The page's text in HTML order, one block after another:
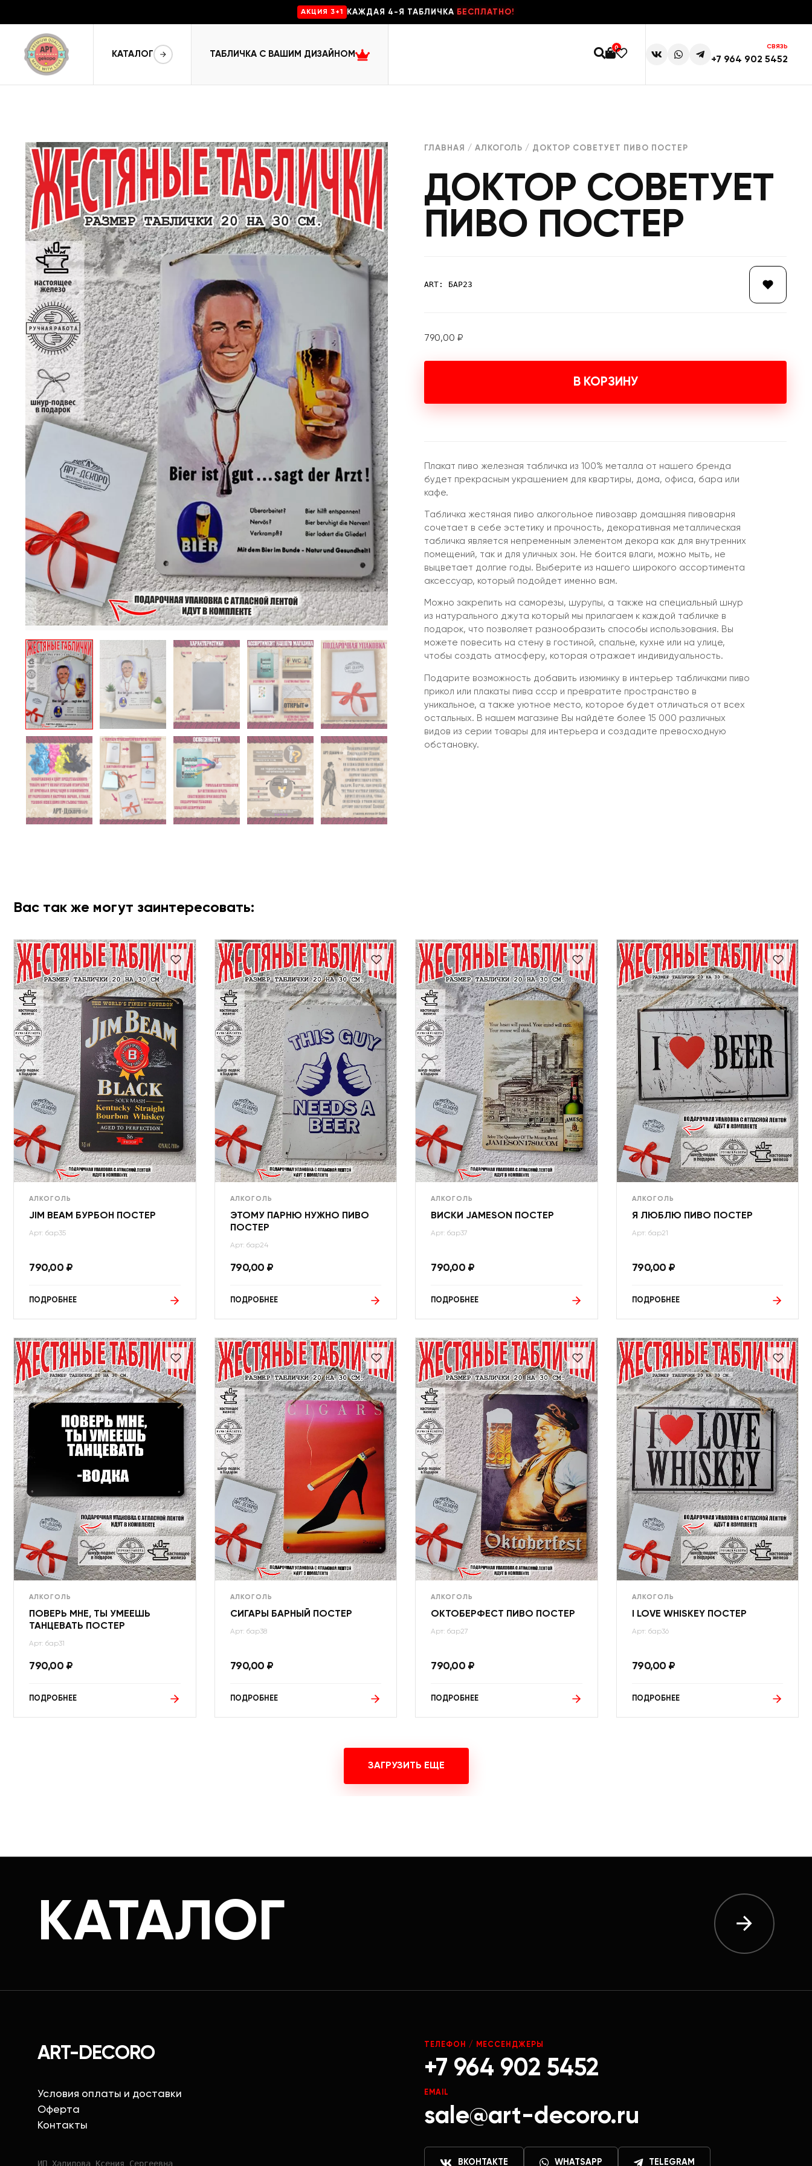
AKЦИЯ 3+1 КАЖДАЯ 4-Я ТАБЛИЧКА БЕСПЛАТНО!
КАТАЛОГ ТАБЛИЧКА С ВАШИМ ДИЗАЙНОМ
0 СВЯЗЬ
+7 964 902 5452
ГЛАВНАЯ / АЛКОГОЛЬ / ДОКТОР СОВЕТУЕТ ПИВО ПОСТЕР
ДОКТОР СОВЕТУЕТ
ПИВО ПОСТЕР
ART: БАР23
790,00 ₽
В КОРЗИНУ
Плакат пиво железная табличка из 100% металла от нашего бренда
будет прекрасным украшением для квартиры, дома, офиса, бара или
кафе.
Табличка жестяная пиво алкогольное пивозавр домашняя пивоварня
сочетает в себе эстетику и прочность, декоративная металлическая
табличка является непременным элементом декора как для внутренних
помещений, так и для уличных зон. Не боится влаги, можно мыть, не
выцветает долгие годы. Выберите из нашего широкого ассортимента
аксессуар, который подойдет именно вам.
Можно закрепить на саморезы, шурупы, а также на специальный шнур
из натурального джута который мы прилагаем к каждой табличке в
подарок, что позволяет разнообразить способы использования. Вы
можете повесить на стену в гостиной, спальне, кухне или на улице,
чтобы создать атмосферу, которая отражает индивидуальность.
Подарите возможность добавить изюминку в интерьер табличками пиво
прикол или плакаты пива ссср и превратите пространство в
уникальное, а также уютное место, которое будет отличаться от всех
остальных. В нашем магазине Вы найдёте более 15 000 различных
видов из серии товары для интерьера и создадите превосходную
обстановку.
Вас так же могут заинтересовать:
АЛКОГОЛЬ
JIM BEAM БУРБОН ПОСТЕР
Арт: бар35
790,00 ₽
ПОДРОБНЕЕ
АЛКОГОЛЬ
ЭТОМУ ПАРНЮ НУЖНО ПИВО
ПОСТЕР
Арт: бар24
790,00 ₽
ПОДРОБНЕЕ
АЛКОГОЛЬ
ВИСКИ JAMESON ПОСТЕР
Арт: бар37
790,00 ₽
ПОДРОБНЕЕ
АЛКОГОЛЬ
Я ЛЮБЛЮ ПИВО ПОСТЕР
Арт: бар21
790,00 ₽
ПОДРОБНЕЕ
АЛКОГОЛЬ
ПОВЕРЬ МНЕ, ТЫ УМЕЕШЬ
ТАНЦЕВАТЬ ПОСТЕР
Арт: бар31
790,00 ₽
ПОДРОБНЕЕ
АЛКОГОЛЬ
СИГАРЫ БАРНЫЙ ПОСТЕР
Арт: бар38
790,00 ₽
ПОДРОБНЕЕ
АЛКОГОЛЬ
ОКТОБЕРФЕСТ ПИВО ПОСТЕР
Арт: бар27
790,00 ₽
ПОДРОБНЕЕ
АЛКОГОЛЬ
I LOVE WHISKEY ПОСТЕР
Арт: бар36
790,00 ₽
ПОДРОБНЕЕ
ЗАГРУЗИТЬ ЕЩЕ
КАТАЛОГ
ART-DECORO
Условия оплаты и доставки
Оферта
Контакты
ИП Халилова Ксения Сергеевна
ТЕЛЕФОН / МЕССЕНДЖЕРЫ
+7 964 902 5452
EMAIL
sale@art-decoro.ru
ВКОНТАКТЕ WHATSAPP TELEGRAM